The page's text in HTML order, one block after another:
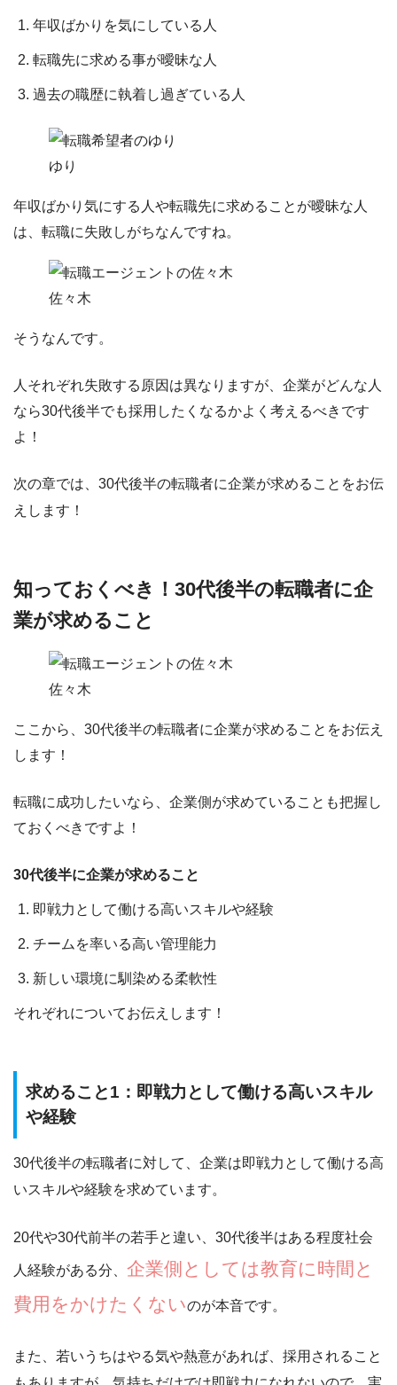
年収ばかりを気にしている人
転職先に求める事が曖昧な人
過去の職歴に執着し過ぎている人
ゆり
年収ばかり気にする人や転職先に求めることが曖昧な人
は、転職に失敗しがちなんですね。
佐々木
そうなんです。
人それぞれ失敗する原因は異なりますが、企業がどんな人
なら30代後半でも採用したくなるかよく考えるべきです
よ！
次の章では、30代後半の転職者に企業が求めることをお伝
えします！
知っておくべき！30代後半の転職者に企
業が求めること
佐々木
ここから、 30代後半の転職者に企業が求めること をお伝え
します！
転職に成功したいなら、企業側が求めていることも把握し
ておくべきですよ！
30代後半に企業が求めること
即戦力として働ける高いスキルや経験
チームを率いる高い管理能力
新しい環境に馴染める柔軟性
それぞれについてお伝えします！
求めること1：即戦力として働ける高いスキル
や経験
30代後半の転職者に対して、企業は即戦力として働ける高
いスキルや経験を求めています。
20代や30代前半の若手と違い、30代後半はある程度社会
人経験がある分、 企業側としては教育に時間と
費用をかけたくないのが本音です。
また、若いうちはやる気や熱意があれば、採用されること